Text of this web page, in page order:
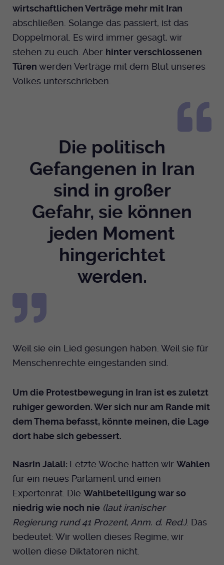
wirtschaftlichen Verträge mehr mit Iran
abschließen. Solange das passiert, ist das
Doppelmoral. Es wird immer gesagt, wir
stehen zu euch. Aber hinter verschlossenen
Türen werden Verträge mit dem Blut unseres
Volkes unterschrieben.
Die politisch
Gefangenen in Iran
sind in großer
Gefahr, sie können
jeden Moment
hingerichtet
werden.
Weil sie ein Lied gesungen haben. Weil sie für
Menschenrechte eingestanden sind.
Um die Protestbewegung in Iran ist es zuletzt
ruhiger geworden. Wer sich nur am Rande mit
dem Thema befasst, könnte meinen, die Lage
dort habe sich gebessert.
Nasrin Jalali: Letzte Woche hatten wir Wahlen
für ein neues Parlament und einen
Expertenrat. Die Wahlbeteiligung war so
niedrig wie noch nie (laut iranischer
Regierung rund 41 Prozent, Anm. d. Red.). Das
bedeutet: Wir wollen dieses Regime, wir
wollen diese Diktatoren nicht.